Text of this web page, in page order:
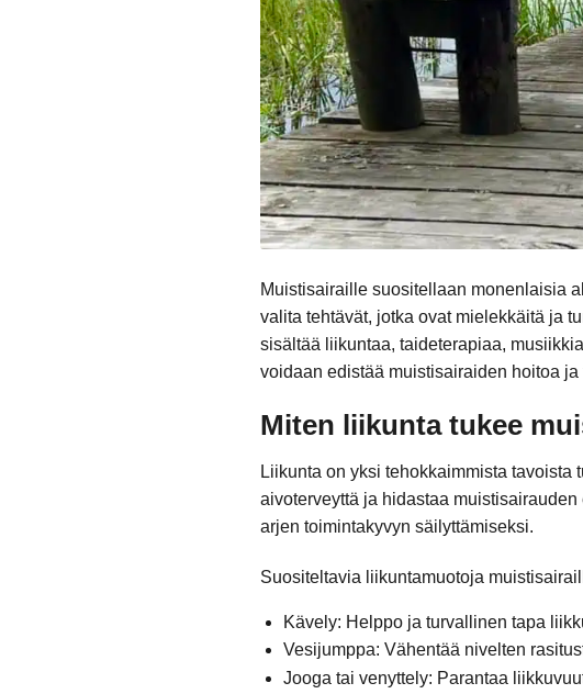
Muistisairaille suositellaan monenlaisia
valita tehtävät, jotka ovat mielekkäitä ja
sisältää liikuntaa, taideterapiaa,
voidaan edistää muistisairaiden hoitoa
Miten liikunta tukee
Liikunta on yksi tehokkaimmista
aivoterveyttä ja hidastaa
arjen toimintakyvyn säilyttämiseksi.
Suositeltavia liikuntamuotoja
Kävely: Helppo ja turvallinen tapa
Vesijumppa: Vähentää nivelten
Jooga tai venyttely: Parantaa